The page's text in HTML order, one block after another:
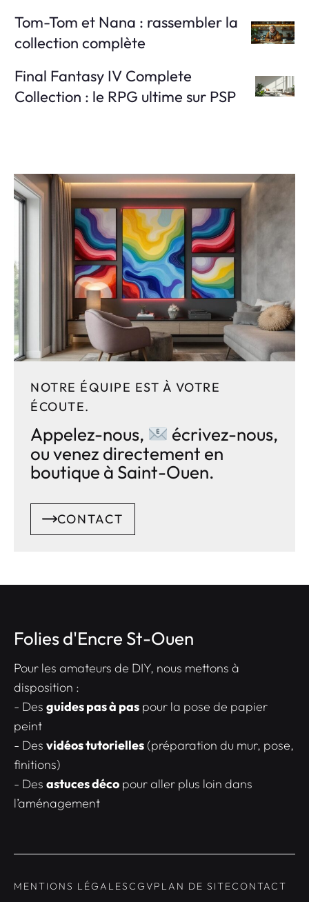
Tom-Tom et Nana : rassembler la
collection complète
Final Fantasy IV Complete
Collection : le RPG ultime sur PSP
NOTRE ÉQUIPE EST À VOTRE
ÉCOUTE.
Appelez-nous,
écrivez-nous,
ou venez directement en
boutique à Saint-Ouen.
CONTACT
Folies d'Encre St-Ouen
Pour les amateurs de DIY, nous mettons à
disposition :
- Des guides pas à pas pour la pose de papier
peint
- Des vidéos tutorielles (préparation du mur, pose,
finitions)
- Des astuces déco pour aller plus loin dans
l’aménagement
MENTIONS LÉGALESCGVPLAN DE SITECONTACT